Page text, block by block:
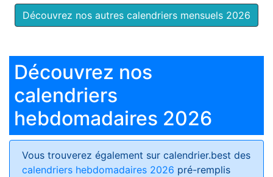
Découvrez nos autres calendriers mensuels 2026
Découvrez nos
calendriers
hebdomadaires 2026
Vous trouverez également sur calendrier.best des
calendriers hebdomadaires 2026 pré-remplis